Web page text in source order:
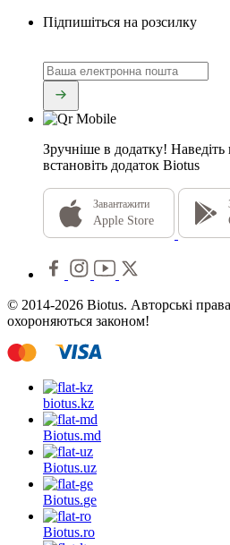
Підпишіться на розсилку
Зручніше в додатку! Наведіть
встановіть додаток Biotus
Завантажити
Apple Store
© 2014-2026 Biotus. Авторські права
охороняються законом!
biotus.kz
Biotus.md
Biotus.uz
Biotus.ge
Biotus.ro